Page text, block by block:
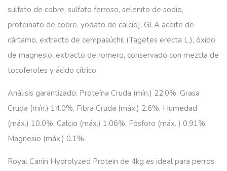
sulfato de cobre, sulfato ferroso, selenito de sodio,
proteinato de cobre, yodato de calcio], GLA aceite de
cártamo, extracto de cempasúchil (Tagetes erecta L.), óxido
de magnesio, extracto de romero, conservado con mezcla de
tocoferoles y ácido cítrico.
Análisis garantizado: Proteína Cruda (mín.) 22.0%, Grasa
Cruda (mín.) 14.0%, Fibra Cruda (máx.) 2.6%, Humedad
(máx.) 10.0%, Calcio (máx.) 1.06%, Fósforo (máx. ) 0.91%,
Magnesio (máx.) 0.1%.
Royal Canin Hydrolyzed Protein de 4kg es ideal para perros